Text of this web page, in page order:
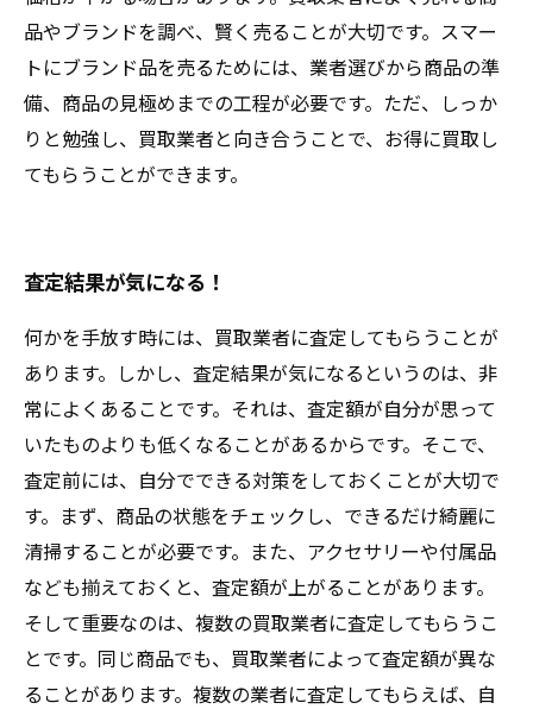
品やブランドを調べ、賢く売ることが大切です。スマー
トにブランド品を売るためには、業者選びから商品の準
備、商品の見極めまでの工程が必要です。ただ、しっか
りと勉強し、買取業者と向き合うことで、お得に買取し
てもらうことができます。
査定結果が気になる！
何かを手放す時には、買取業者に査定してもらうことが
あります。しかし、査定結果が気になるというのは、非
常によくあることです。それは、査定額が自分が思って
いたものよりも低くなることがあるからです。そこで、
査定前には、自分でできる対策をしておくことが大切で
す。まず、商品の状態をチェックし、できるだけ綺麗に
清掃することが必要です。また、アクセサリーや付属品
なども揃えておくと、査定額が上がることがあります。
そして重要なのは、複数の買取業者に査定してもらうこ
とです。同じ商品でも、買取業者によって査定額が異な
ることがあります。複数の業者に査定してもらえば、自